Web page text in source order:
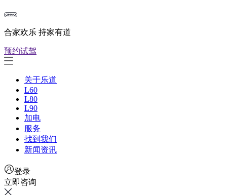
合家欢乐 持家有道
预约试驾
关于乐道
L60
L80
L90
加电
服务
找到我们
新闻资讯
登录
立即咨询